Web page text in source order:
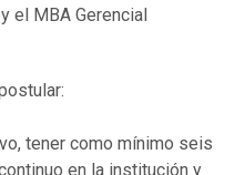
el MBA Gerencial
tener como mínimo seis
en la institución y